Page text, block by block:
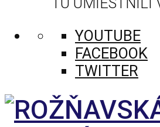
YOUTUBE
FACEBOOK
TWITTER